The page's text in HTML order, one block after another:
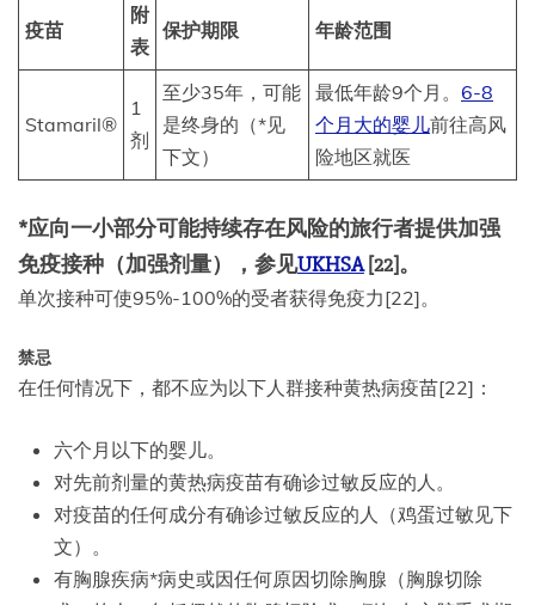
疫苗
附
表
保护期限 年龄范围
Stamaril®
1
剂
至少35年，可能
是终身的（*见
下文）
最低年龄9个月。 6-8
个月大的婴儿前往高风
险地区就医
*应向一小部分可能持续存在风险的旅行者提供加强
免疫接种（加强剂量），参见UKHSA[22]。
单次接种可使95%-100%的受者获得免疫力[22]。
禁忌
在任何情况下，都不应为以下人群接种黄热病疫苗[22]：
六个月以下的婴儿。
对先前剂量的黄热病疫苗有确诊过敏反应的人。
对疫苗的任何成分有确诊过敏反应的人（鸡蛋过敏见下
文）。
有胸腺疾病*病史或因任何原因切除胸腺（胸腺切除